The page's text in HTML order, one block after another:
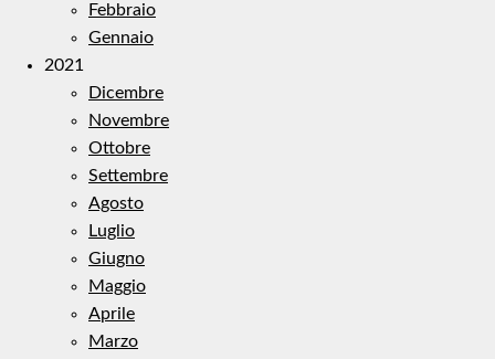
Febbraio
Gennaio
2021
Dicembre
Novembre
Ottobre
Settembre
Agosto
Luglio
Giugno
Maggio
Aprile
Marzo